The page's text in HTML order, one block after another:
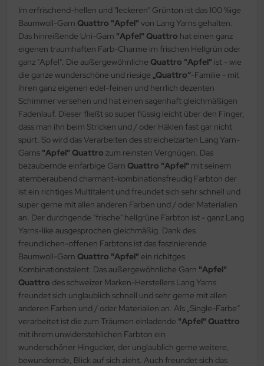
Im erfrischend-hellen und "leckeren" Grünton ist das 100 %ige
Baumwoll-Garn Quattro "Apfel" von Lang Yarns gehalten.
Das hinreißende Uni-Garn "Apfel" Quattro hat einen ganz
eigenen traumhaften Farb-Charme im frischen Hellgrün oder
ganz "Apfel". Die außergewöhnliche Quattro "Apfel" ist - wie
die ganze wunderschöne und riesige „Quattro“-Familie - mit
ihren ganz eigenen edel-feinen und herrlich dezenten
Schimmer versehen und hat einen sagenhaft gleichmäßigen
Fadenlauf. Dieser fließt so super flüssig leicht über den Finger,
dass man ihn beim Stricken und / oder Häklen fast gar nicht
spürt. So wird das Verarbeiten des streichelzarten Lang Yarn-
Garns "Apfel" Quattro zum reinsten Vergnügen. Das
bezaubernde einfarbige Garn Quattro "Apfel" mit seinem
atemberaubend charmant-kombinationsfreudig Farbton der
ist ein richtiges Multitalent und freundet sich sehr schnell und
super gerne mit allen anderen Farben und / oder Materialien
an. Der durchgende "frische" hellgrüne Farbton ist - ganz Lang
Yarns-like ausgesprochen gleichmäßig. Dank des
freundlichen-offenen Farbtons ist das faszinierende
Baumwoll-Garn Quattro "Apfel" ein richitges
Kombinationstalent. Das außergewöhnliche Garn "Apfel"
Quattro des schweizer Marken-Herstellers Lang Yarns
freundet sich unglaublich schnell und sehr gerne mit allen
anderen Farben und / oder Materialien an. Als „Single-Farbe“
verarbeitet ist die zum Träumen einladende "Apfel" Quattro
mit ihrem unwiderstehlichen Farbton ein
wunderschöner Hingucker, der unglaublich gerne weitere,
bewundernde, Blick auf sich zieht. Auch freundet sich das